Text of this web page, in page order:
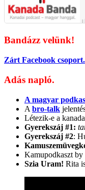
Bandázz velünk!
Zárt Facebook csoport.
Adás napló.
A magyar
A bro-talk
Létezik-e a
Gyerekszáj #1:
Gyerekszáj #2:
Kamupodkaszt by
Szia Uram! Rita